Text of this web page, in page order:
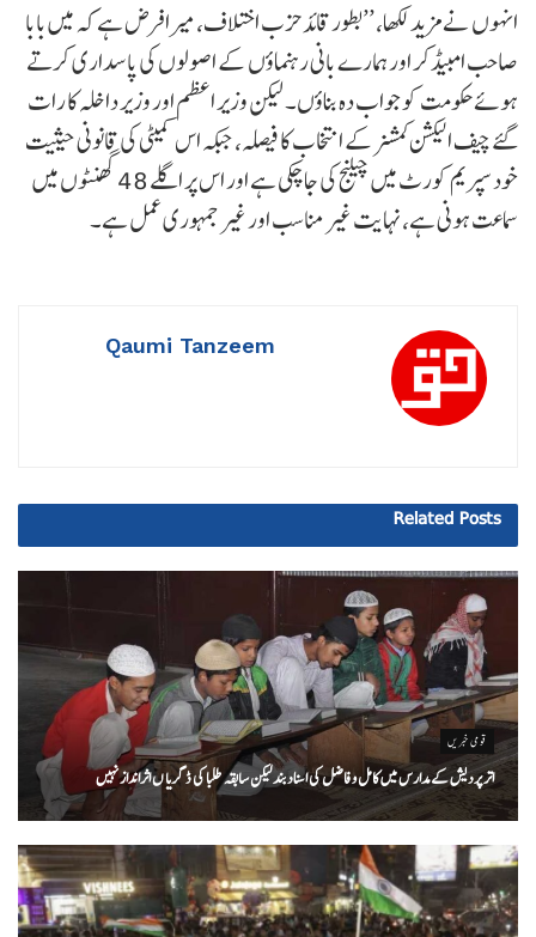
انہوں نے مزید لکھا، ’’بطور قائد حزب اختلاف، میرا فرض ہے کہ میں بابا
صاحب امبیڈکر اور ہمارے بانی رہنماؤں کے اصولوں کی پاسداری کرتے
ہوئے حکومت کو جواب دہ بناؤں۔ لیکن وزیر اعظم اور وزیر داخلہ کا رات
گئے چیف الیکشن کمشنر کے انتخاب کا فیصلہ، جبکہ اس کمیٹی کی قانونی حیثیت
خود سپریم کورٹ میں چیلنج کی جا چکی ہے اور اس پر اگلے 48 گھنٹوں میں
سماعت ہونی ہے، نہایت غیر مناسب اور غیر جمہوری عمل ہے۔
Qaumi Tanzeem
Related Posts
قومی خبریں
اتر پردیش کےمدارس میں کامل و فاضل کی اسناد بند لیکن سابقہ طلبا کی ڈگریا ں اثرانداز نہیں